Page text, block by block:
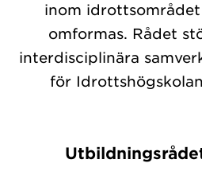
inom
omformas. Rådet
interdisciplinära
för